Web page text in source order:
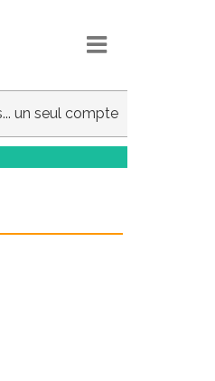
un seul compte